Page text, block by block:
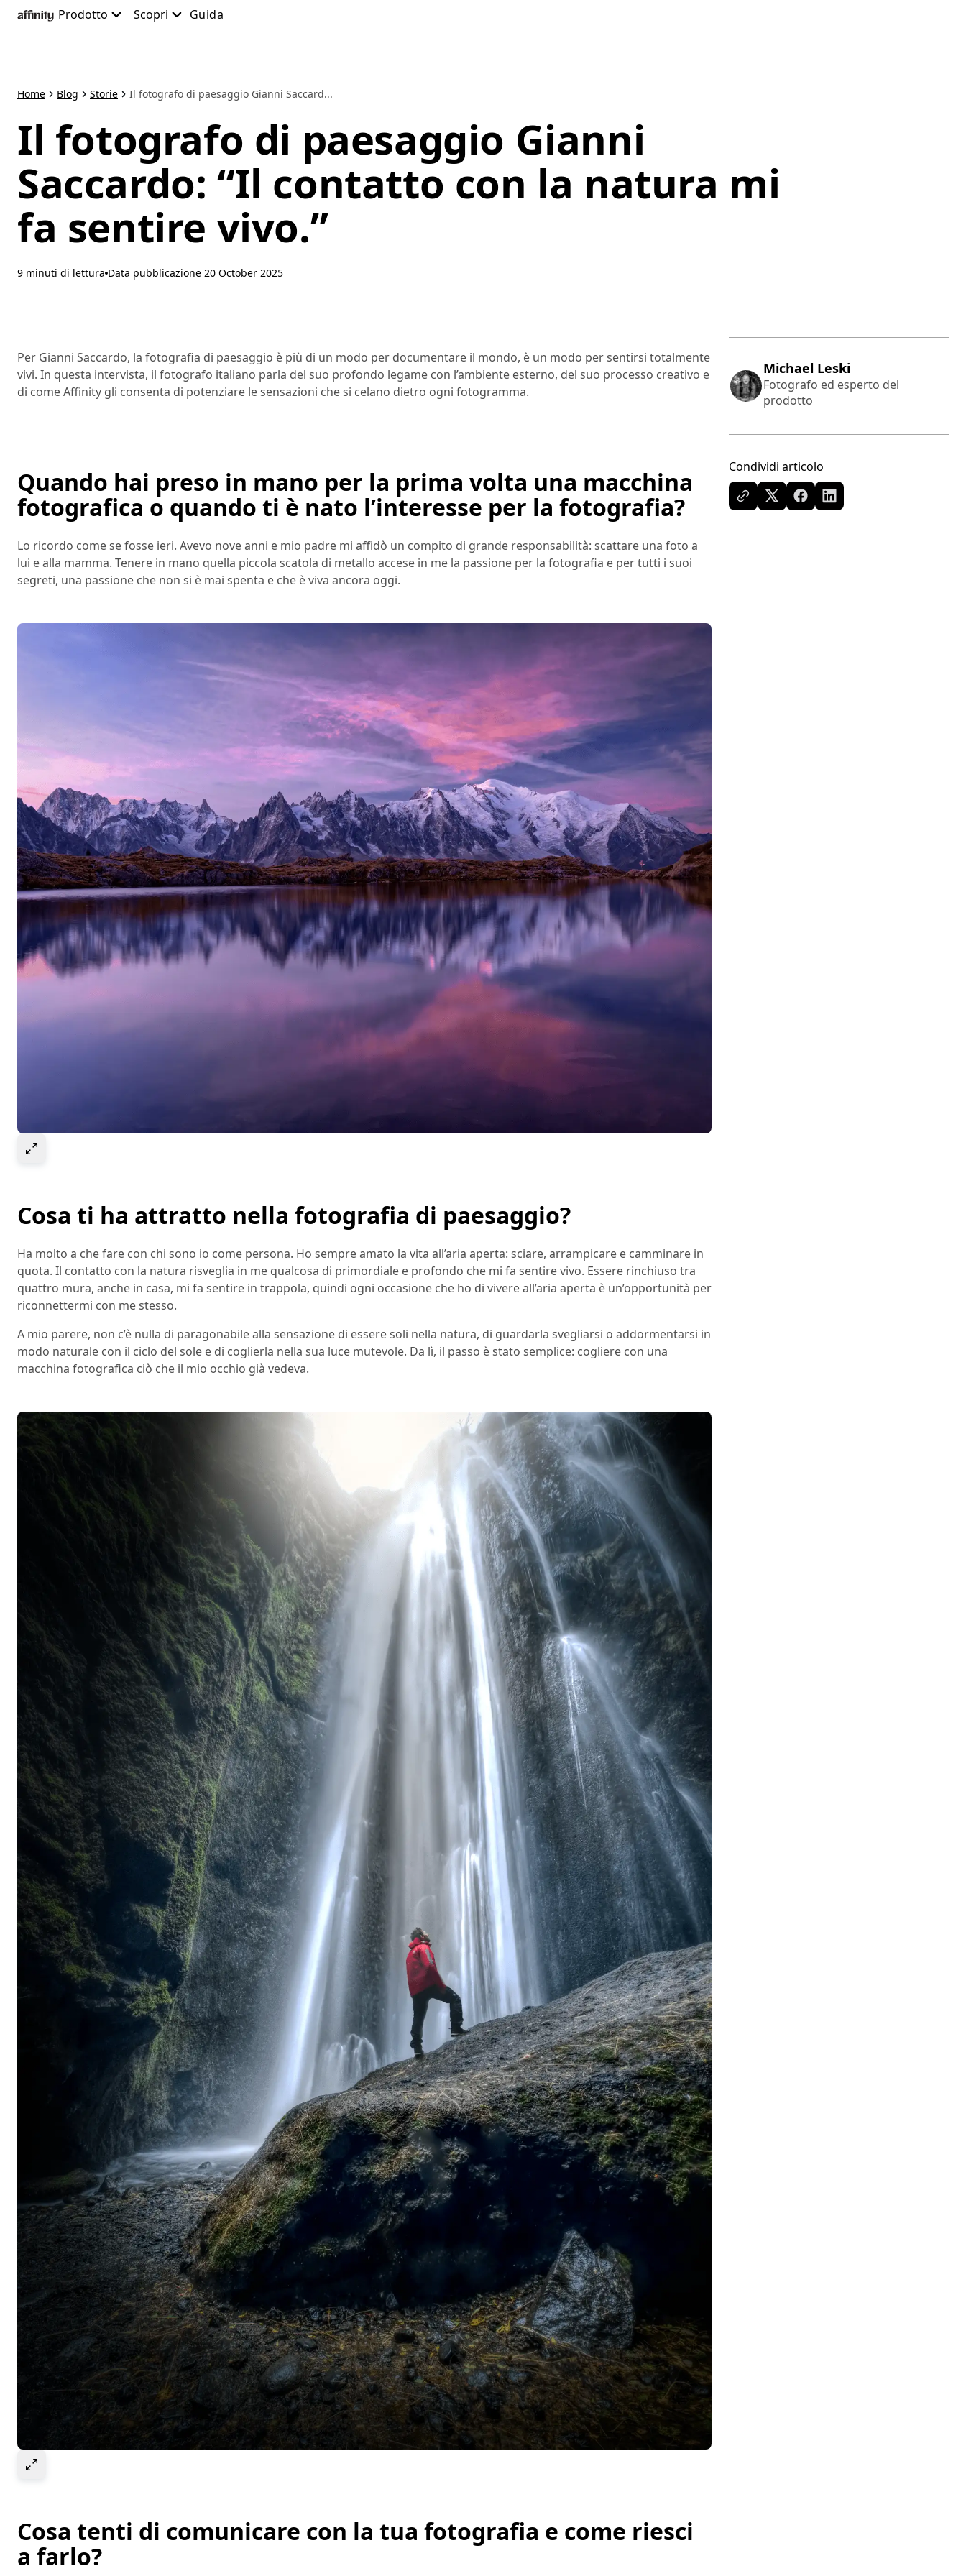
Passa
principale
Prodotto Scopri Guida
Home Blog Storie Il fotografo di paesaggio Gianni Saccard...
Il fotografo di paesaggio Gianni
Saccardo: “Il contatto con la natura mi
fa sentire vivo.”
9 minuti di lettura Data pubblicazione 20 October 2025
Per Gianni Saccardo, la fotografia di paesaggio è più di un modo per documentare il mondo, è un modo per sentirsi totalmente
vivi. In questa intervista, il fotografo italiano parla del suo profondo legame con l’ambiente esterno, del suo processo creativo e
di come Affinity gli consenta di potenziare le sensazioni che si celano dietro ogni fotogramma.
Quando hai preso in mano per la prima volta una macchina
fotografica o quando ti è nato l’interesse per la fotografia?
Lo ricordo come se fosse ieri. Avevo nove anni e mio padre mi affidò un compito di grande responsabilità: scattare una foto a
lui e alla mamma. Tenere in mano quella piccola scatola di metallo accese in me la passione per la fotografia e per tutti i suoi
segreti, una passione che non si è mai spenta e che è viva ancora oggi.
Cosa ti ha attratto nella fotografia di paesaggio?
Ha molto a che fare con chi sono io come persona. Ho sempre amato la vita all’aria aperta: sciare, arrampicare e camminare in
quota. Il contatto con la natura risveglia in me qualcosa di primordiale e profondo che mi fa sentire vivo. Essere rinchiuso tra
quattro mura, anche in casa, mi fa sentire in trappola, quindi ogni occasione che ho di vivere all’aria aperta è un’opportunità per
riconnettermi con me stesso.
A mio parere, non c’è nulla di paragonabile alla sensazione di essere soli nella natura, di guardarla svegliarsi o addormentarsi in
modo naturale con il ciclo del sole e di coglierla nella sua luce mutevole. Da lì, il passo è stato semplice: cogliere con una
macchina fotografica ciò che il mio occhio già vedeva.
Cosa tenti di comunicare con la tua fotografia e come riesci
a farlo?
Michael Leski
Fotografo ed esperto del
prodotto
Condividi articolo